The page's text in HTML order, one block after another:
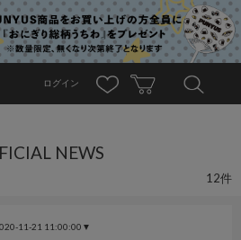
ログイン
NEWS
12件
11-21 11:00:00▼